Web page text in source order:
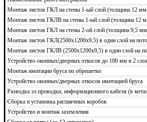
Монтаж листов ГКЛ на стены 1-ый слой (толщина 12
Монтаж листов ГКЛВ на стены 1-ый слой (толщина 12
Монтаж листов ГКЛ на стены 2-ой слой (толщина 9,5
Монтаж листов ГКЛ(2500х1200х9,5) в один слой на
Монтаж листов ГКЛВ (2500х1200х9,5) в один слой на
Устройство оконных/дверных откосов до 100 мм в 2
Монтаж имитации бруса по обрешетке
Устройство оконных/дверных откосов имитацией бруса
Разводка эл.проводки, информационного кабеля (в
Сборка и установка распаячных коробок
Устройство и монтаж заземления